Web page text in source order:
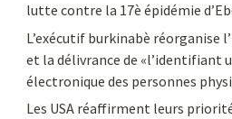
lutte contre la 17è épidémie
L’exécutif burkinabè réorganise
et la délivrance de «l’identifiant
électronique des personnes
Les USA réaffirment leurs